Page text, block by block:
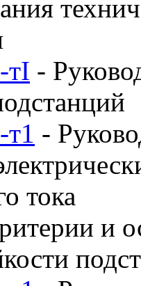
тI -
-
тока
и